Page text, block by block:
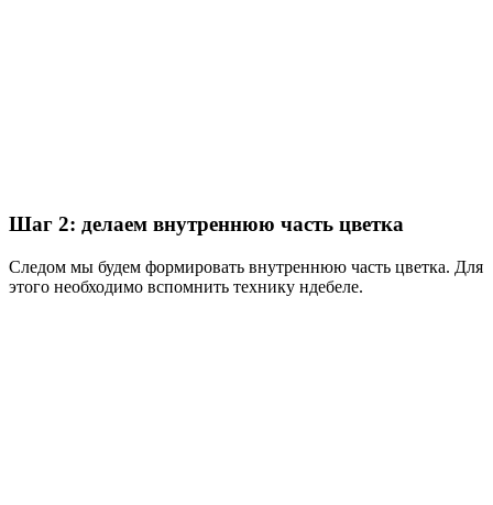
Шаг 2: делаем внутреннюю часть цветка
Следом мы будем формировать внутреннюю часть цветка. Для
этого необходимо вспомнить технику ндебеле.